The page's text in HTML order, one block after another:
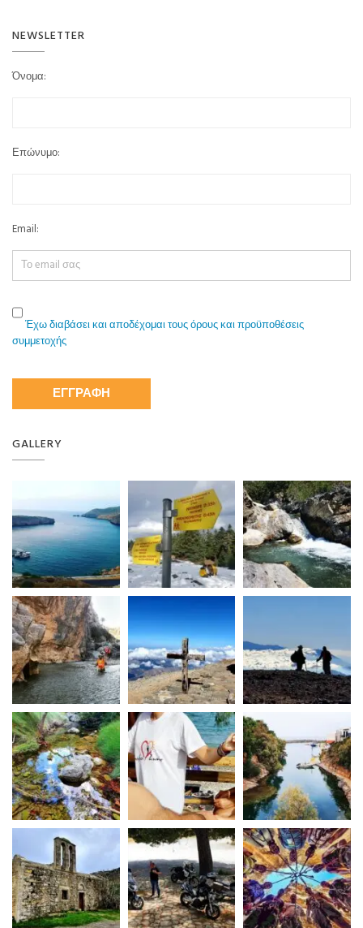
NEWSLETTER
Όνομα:
Επώνυμο:
Email:
Έχω διαβάσει και αποδέχομαι τους όρους και προϋποθέσεις
συμμετοχής
GALLERY